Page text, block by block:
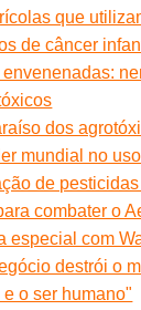
que
de câncer
dos
mundial no
de
combater o
especial com
destrói o
o ser humano"